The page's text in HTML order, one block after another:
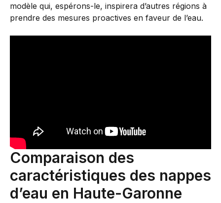
modèle qui, espérons-le, inspirera d’autres régions à
prendre des mesures proactives en faveur de l’eau.
Comparaison des
caractéristiques des nappes
d’eau en Haute-Garonne